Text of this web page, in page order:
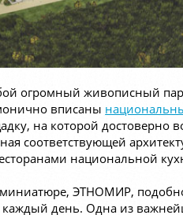
огромный живописный
вписаны
на которой достоверно
соответствующей
национальной
ЭТНОМИР,
каждый день. Одна из